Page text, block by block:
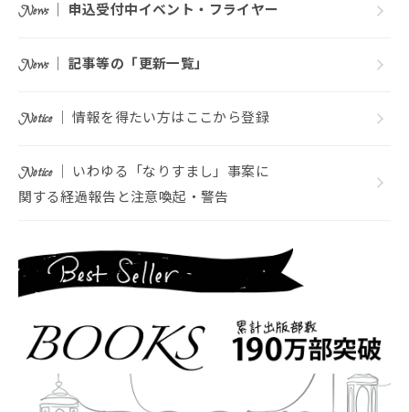
News ｜ 申込受付中イベント・フライヤー
News ｜ 記事等の「更新一覧」
Notice｜ 情報を得たい方はここから登録
Notice｜ いわゆる「なりすまし」事案に
関する経過報告と注意喚起・警告